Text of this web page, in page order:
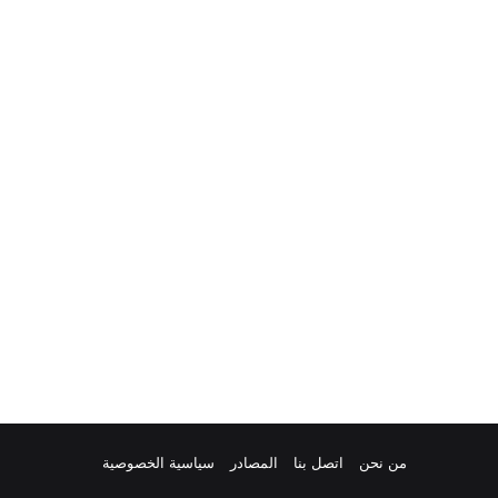
من نحن اتصل بنا المصادر سياسية الخصوصية